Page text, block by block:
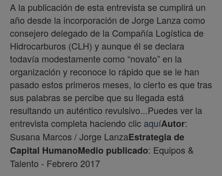
A la publicación de esta entrevista se cumplirá un
año desde la incorporación de Jorge Lanza como
consejero delegado de la Compañía Logística de
Hidrocarburos (CLH) y aunque él se declara
todavía modestamente como “novato” en la
organización y reconoce lo rápido que se le han
pasado estos primeros meses, lo cierto es que tras
sus palabras se percibe que su llegada está
resultando un auténtico revulsivo...Puedes ver la
entrevista completa haciendo clic aquíAutor:
Susana Marcos / Jorge LanzaEstrategia de
Capital HumanoMedio publicado: Equipos &
Talento - Febrero 2017